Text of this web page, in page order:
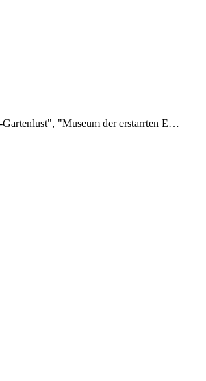
Gartenlust", "Museum der erstarrten E…